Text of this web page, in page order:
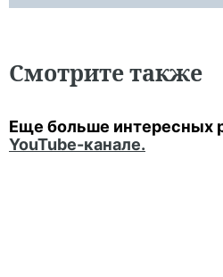
Смотрите также
Еще больше интересных
YouTube-канале.